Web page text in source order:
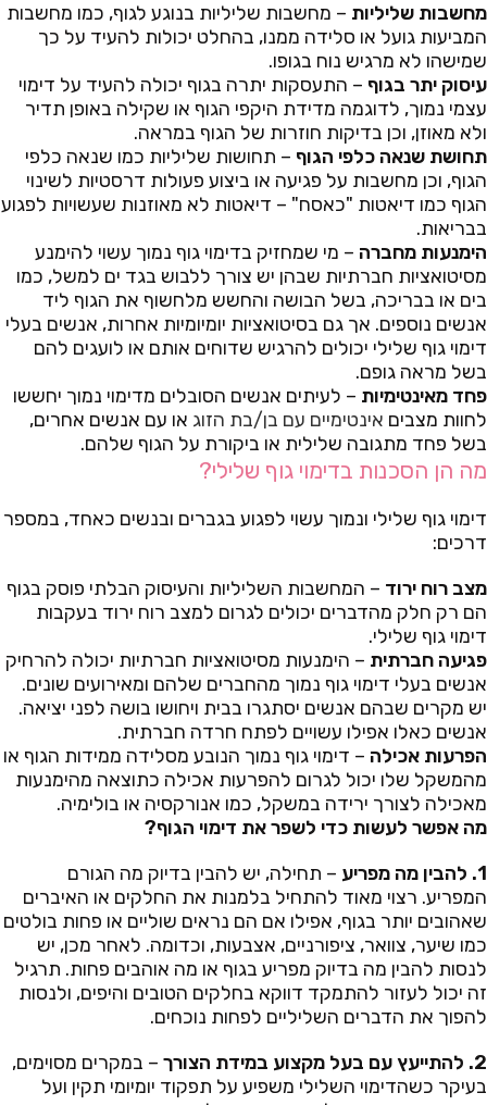
מחשבות שליליות – מחשבות שליליות בנוגע לגוף, כמו מחשבות
המביעות גועל או סלידה ממנו, בהחלט יכולות להעיד על כך
שמישהו לא מרגיש נוח בגופו.
עיסוק יתר בגוף – התעסקות יתרה בגוף יכולה להעיד על דימוי
עצמי נמוך, לדוגמה מדידת היקפי הגוף או שקילה באופן תדיר
ולא מאוזן, וכן בדיקות חוזרות של הגוף במראה.
תחושת שנאה כלפי הגוף – תחושות שליליות כמו שנאה כלפי
הגוף, וכן מחשבות על פגיעה או ביצוע פעולות דרסטיות לשינוי
הגוף כמו דיאטות "כאסח" – דיאטות לא מאוזנות שעשויות לפגוע
בבריאות.
הימנעות מחברה – מי שמחזיק בדימוי גוף נמוך עשוי להימנע
מסיטואציות חברתיות שבהן יש צורך ללבוש בגד ים למשל, כמו
בים או בבריכה, בשל הבושה והחשש מלחשוף את הגוף ליד
אנשים נוספים. אך גם בסיטואציות יומיומיות אחרות, אנשים בעלי
דימוי גוף שלילי יכולים להרגיש שדוחים אותם או לועגים להם
בשל מראה גופם.
פחד מאינטימיות – לעיתים אנשים הסובלים מדימוי נמוך יחששו
לחוות מצבים אינטימיים עם בן/בת הזוג או עם אנשים אחרים,
בשל פחד מתגובה שלילית או ביקורת על הגוף שלהם.
מה הן הסכנות בדימוי גוף שלילי?
דימוי גוף שלילי ונמוך עשוי לפגוע בגברים ובנשים כאחד, במספר
דרכים:
מצב רוח ירוד – המחשבות השליליות והעיסוק הבלתי פוסק בגוף
הם רק חלק מהדברים יכולים לגרום למצב רוח ירוד בעקבות
דימוי גוף שלילי.
פגיעה חברתית – הימנעות מסיטואציות חברתיות יכולה להרחיק
אנשים בעלי דימוי גוף נמוך מהחברים שלהם ומאירועים שונים.
יש מקרים שבהם אנשים יסתגרו בבית ויחושו בושה לפני יציאה.
אנשים כאלו אפילו עשויים לפתח חרדה חברתית.
הפרעות אכילה – דימוי גוף נמוך הנובע מסלידה ממידות הגוף או
מהמשקל שלו יכול לגרום להפרעות אכילה כתוצאה מהימנעות
מאכילה לצורך ירידה במשקל, כמו אנורקסיה או בולימיה.
מה אפשר לעשות כדי לשפר את דימוי הגוף?
1. להבין מה מפריע
– תחילה, יש להבין בדיוק מה הגורם
המפריע. רצוי מאוד להתחיל בלמנות את החלקים או האיברים
שאהובים יותר בגוף, אפילו אם הם נראים שוליים או פחות בולטים
כמו שיער, צוואר, ציפורניים, אצבעות, וכדומה. לאחר מכן, יש
לנסות להבין מה בדיוק מפריע בגוף או מה אוהבים פחות. תרגיל
זה יכול לעזור להתמקד דווקא בחלקים הטובים והיפים, ולנסות
להפוך את הדברים השליליים לפחות נוכחים.
2. להתייעץ עם בעל מקצוע במידת הצורך
– במקרים מסוימים,
בעיקר כשהדימוי השלילי משפיע על תפקוד יומיומי תקין ועל